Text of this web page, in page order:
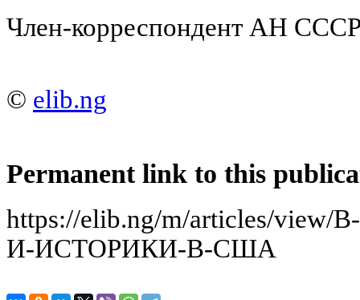
Член-корреспондент АН
© elib.ng
Permanent link to this
https://elib.ng/m/articles/
И-ИСТОРИКИ-В-США